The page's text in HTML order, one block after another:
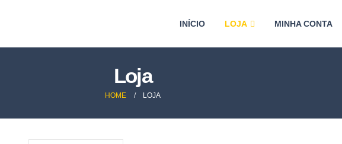
INÍCIO LOJA MINHA CONTA
Loja
HOME LOJA